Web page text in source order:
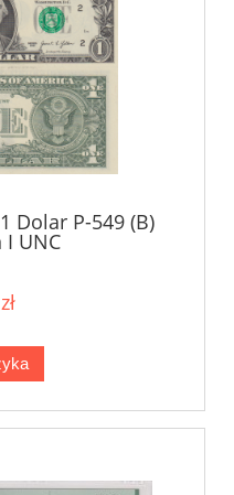
Dolar P-549 (B)
I UNC